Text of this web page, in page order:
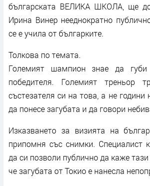
българската ВЕЛИКА ШКОЛА, ще
Ирина Винер нееднократно
се е учила от българките.
Толкова по темата.
Големият шампион знае да
победителя. Големият треньор
състезателя си на това, а не
да понесе загубата и да говори
Изказването за визията на
припомня със снимки. Специалист
да си позволи публично да каже тази
че загубата от Токио е нанесла